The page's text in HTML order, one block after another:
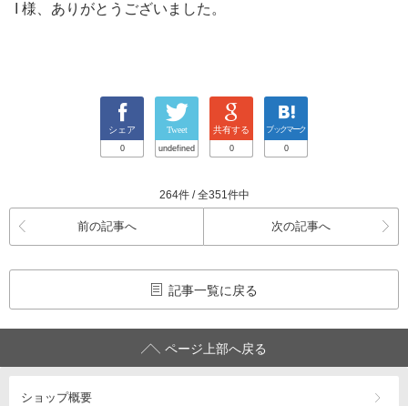
I 様、ありがとうございました。
シェア
0
Tweet
undefined
共有する
0
ブックマーク
0
264件 / 全351件中
前の記事へ 次の記事へ
記事一覧に戻る
ページ上部へ戻る
ショップ概要